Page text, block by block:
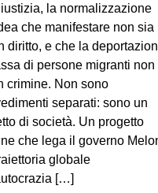
EUROPA
MEDIO ORIENTE
MONDO
EVENTI
la normalizzazione
che manifestare non sia
diritto, e che la
di persone migranti non
crimine. Non sono
separati: sono un
di società. Un progetto
che lega il governo
globale
[…]